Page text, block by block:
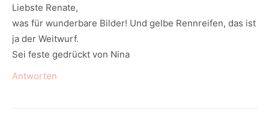
Liebste Renate,
was für wunderbare Bilder! Und gelbe Rennreifen, das ist
ja der Weitwurf.
Sei feste gedrückt von Nina
Antworten